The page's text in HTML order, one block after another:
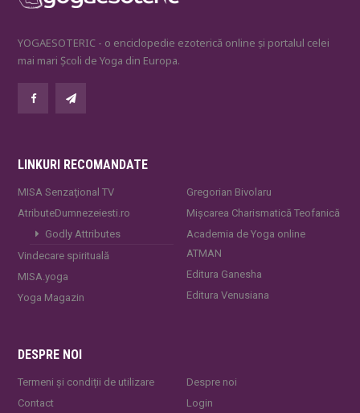
YOGAESOTERIC - o enciclopedie ezoterică online și portalul celei
mai mari Școli de Yoga din Europa.
LINKURI RECOMANDATE
MISA Senzaţional TV
AtributeDumnezeiesti.ro
Godly Attributes
Vindecare spirituală
MISA.yoga
Yoga Magazin
Gregorian Bivolaru
Mișcarea Charismatică Teofanică
Academia de Yoga online
ATMAN
Editura Ganesha
Editura Venusiana
DESPRE NOI
Termeni și condiții de utilizare
Contact
Despre noi
Login